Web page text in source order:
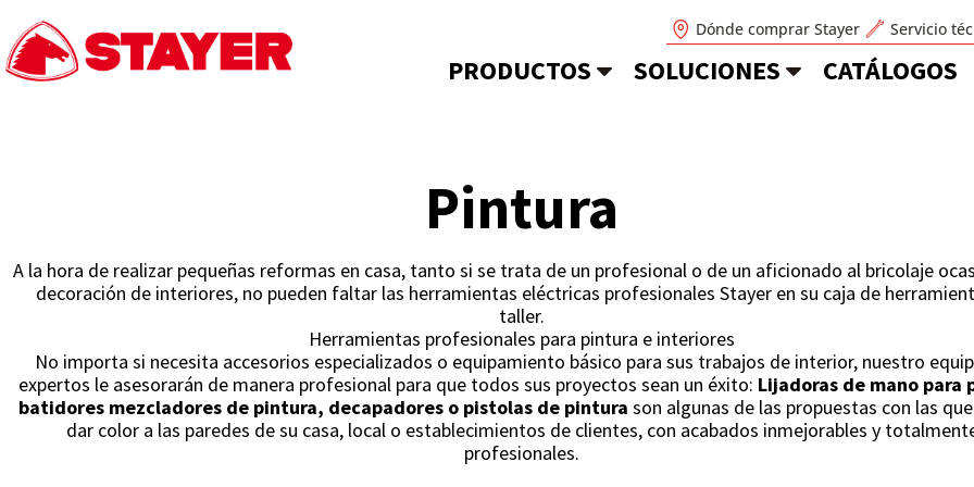
Dónde comprar Stayer Servicio
PRODUCTOS SOLUCIONES CATÁLOGOS
Pintura
A la hora de realizar pequeñas reformas en casa, tanto si se trata de un profesional o de un aficionado al bricolaje
decoración de interiores, no pueden faltar las herramientas eléctricas profesionales Stayer en su caja de
taller.
Herramientas profesionales para pintura e interiores
No importa si necesita accesorios especializados o equipamiento básico para sus trabajos de interior, nuestro
expertos le asesorarán de manera profesional para que todos sus proyectos sean un éxito: Lijadoras de mano para
batidores mezcladores de pintura, decapadores o pistolas de pintura son algunas de las propuestas con las
dar color a las paredes de su casa, local o establecimientos de clientes, con acabados inmejorables y
profesionales.